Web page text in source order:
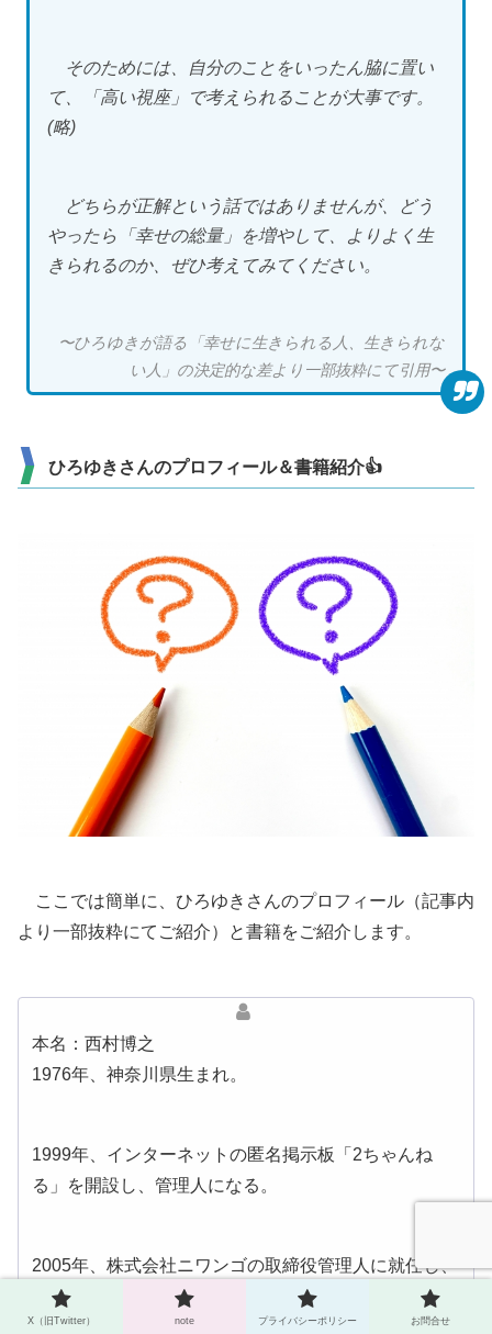
そのためには、自分のことをいったん脇に置い
て、「高い視座」で考えられることが大事です。
(略)
どちらが正解という話ではありませんが、どう
やったら「幸せの総量」を増やして、よりよく生
きられるのか、ぜひ考えてみてください。
〜ひろゆきが語る「幸せに生きられる人、生きられな
い人」の決定的な差より一部抜粋にて引用〜
ひろゆきさんのプロフィール＆書籍紹介👍
ここでは簡単に、ひろゆきさんのプロフィール（記事内
より一部抜粋にてご紹介）と書籍をご紹介します。
本名：西村博之
1976年、神奈川県生まれ。
1999年、インターネットの匿名掲示板「2ちゃんね
る」を開設し、管理人になる。
2005年、株式会社ニワンゴの取締役管理人に就任し、
「ニコニコ動画」を開始。
X（旧Twitter） note プライバシーポリシー お問合せ